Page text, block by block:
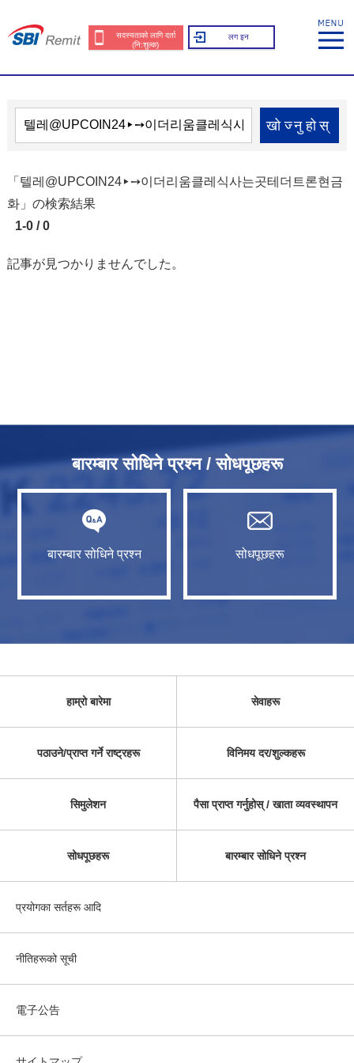
सदस्यताको लागि दर्ता
(नि:शुल्क)
लग इन
खोज्नुहोस्
「텔레@UPCOIN24▸➙이더리움클레식사는곳테더트론현금
화」の検索結果
1-0 / 0
記事が見つかりませんでした。
बारम्बार सोधिने प्रश्न / सोधपूछहरू
बारम्बार सोधिने प्रश्न सोधपूछहरू
हाम्रो बारेमा सेवाहरू
पठाउने/प्राप्त गर्ने राष्ट्रहरू विनिमय दर/शुल्कहरू
सिमुलेशन पैसा प्राप्त गर्नुहोस् / खाता व्यवस्थापन
सोधपूछहरू बारम्बार सोधिने प्रश्न
प्रयोगका सर्तहरू आदि
नीतिहरूको सूची
電子公告